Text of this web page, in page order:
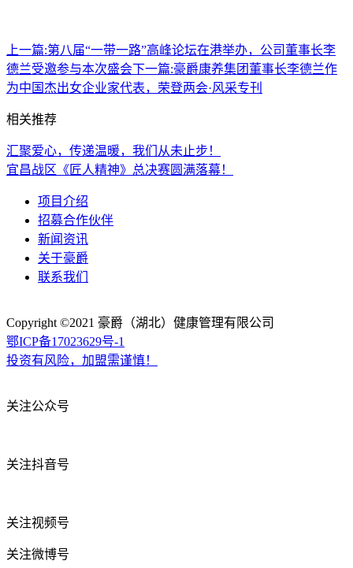
上一篇:第八届“一带一路”高峰论坛在港举办，公司董事长李
德兰受邀参与本次盛会下一篇:豪爵康养集团董事长李德兰作
为中国杰出女企业家代表，荣登两会·风采专刊
相关推荐
汇聚爱心，传递温暖，我们从未止步！
宜昌战区《匠人精神》总决赛圆满落幕！
项目介绍
招募合作伙伴
新闻资讯
关于豪爵
联系我们
Copyright ©2021 豪爵（湖北）健康管理有限公司
鄂ICP备17023629号-1
投资有风险，加盟需谨慎！
关注公众号
关注抖音号
关注视频号
关注微博号